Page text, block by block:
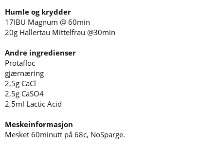
Humle og krydder
17IBU Magnum @ 60min
20g Hallertau Mittelfrau @30min
Andre ingredienser
Protafloc
gjærnæring
2,5g CaCl
2,5g CaSO4
2,5ml Lactic Acid
Meskeinformasjon
Mesket 60minutt på 68c, NoSparge.